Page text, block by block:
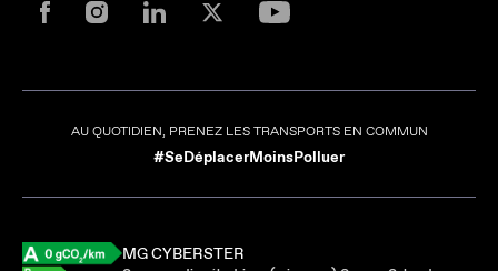
AU QUOTIDIEN, PRENEZ LES TRANSPORTS EN COMMUN
#SeDéplacerMoinsPolluer
MG CYBERSTER